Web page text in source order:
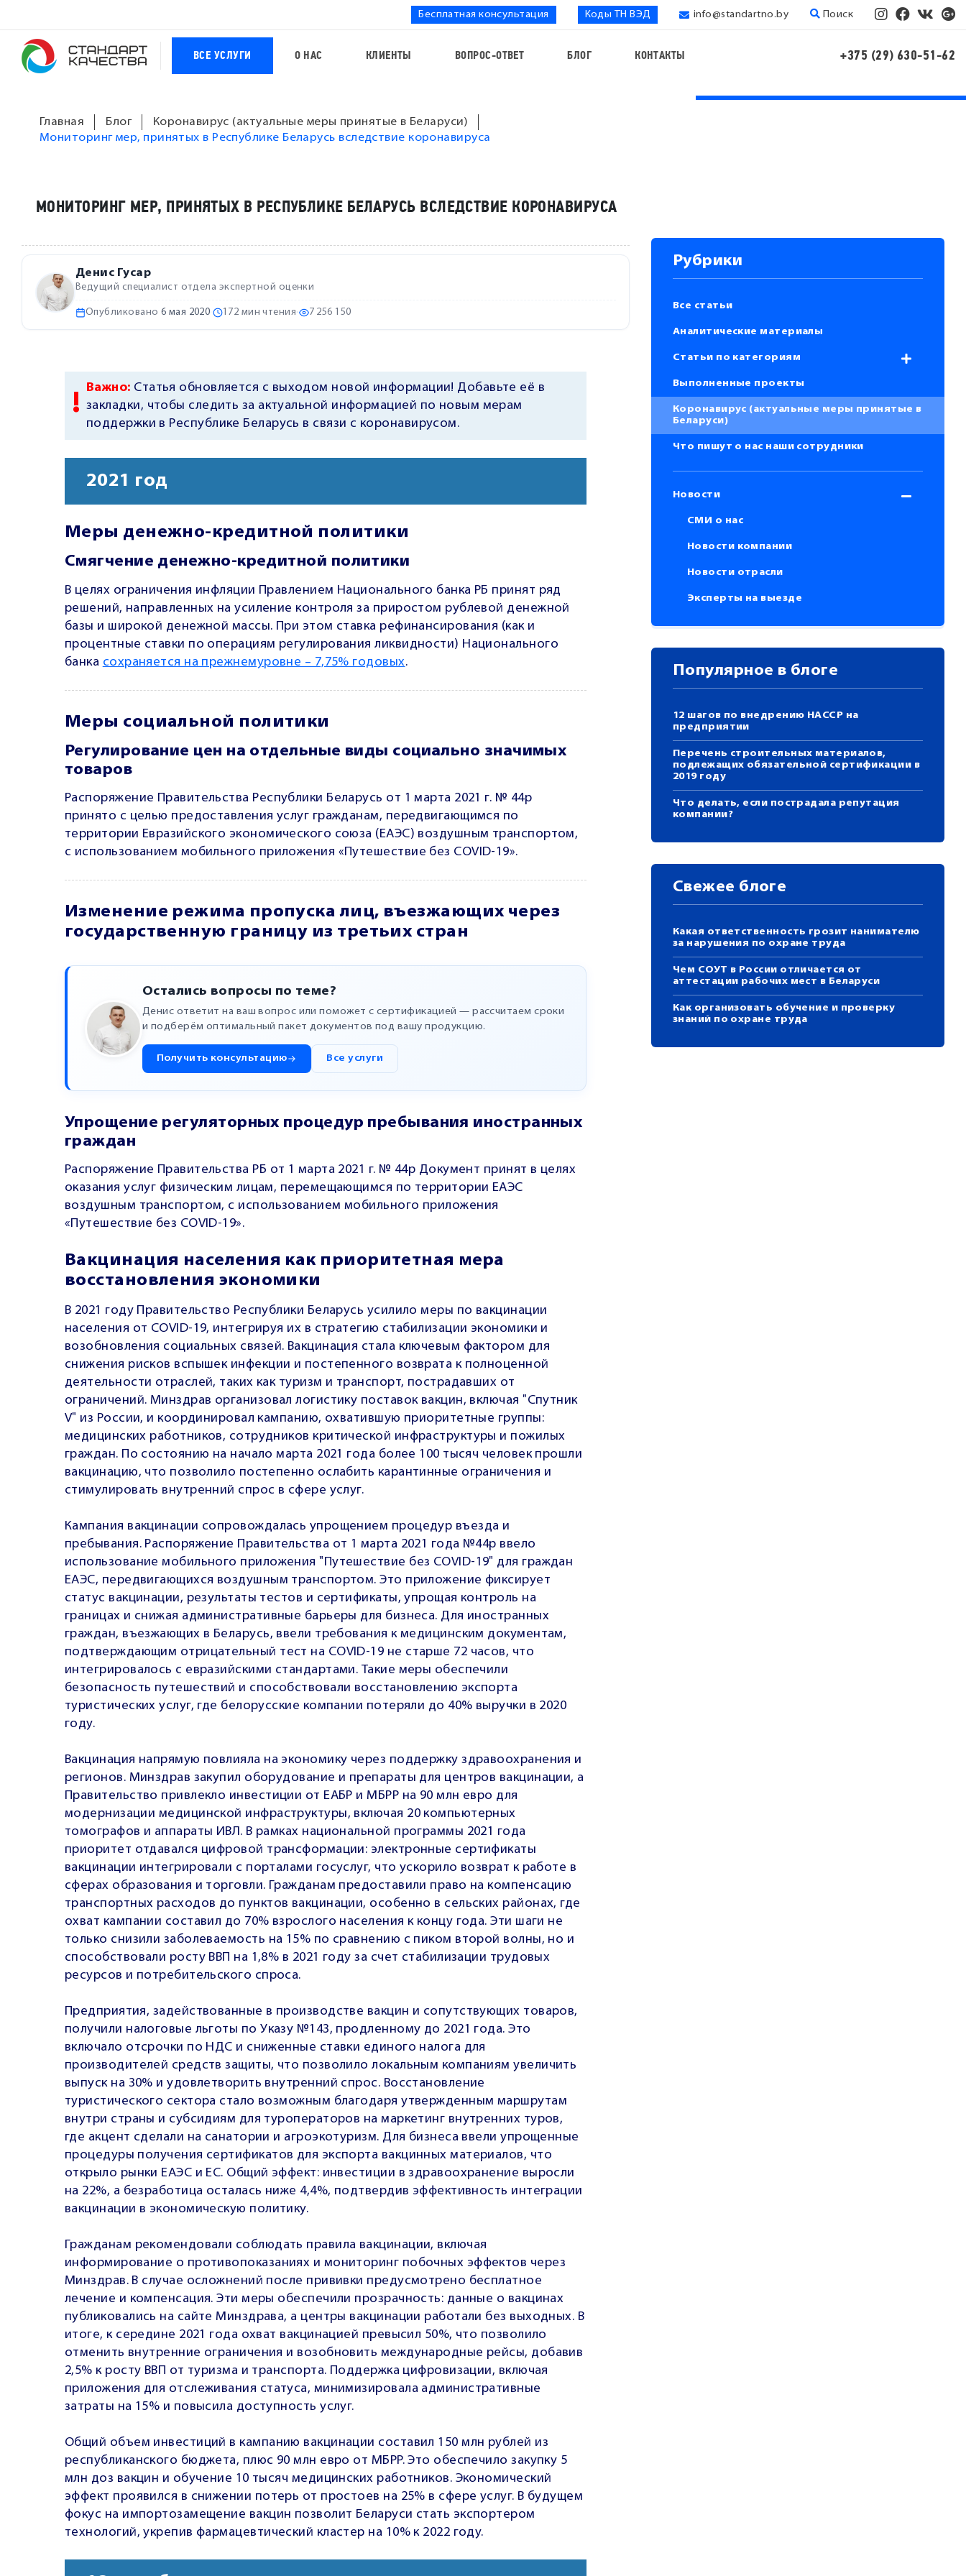
Бесплатная консультация Коды ТН ВЭД info@standartno.by Поиск
ВСЕ УСЛУГИ О НАС КЛИЕНТЫ ВОПРОС-ОТВЕТ БЛОГ КОНТАКТЫ +375 (29) 630-51-62
Главная Блог
Коронавирус (актуальные меры принятые в Беларуси)
Мониторинг мер, принятых в Республике Беларусь вследствие коронавируса
МОНИТОРИНГ МЕР, ПРИНЯТЫХ В РЕСПУБЛИКЕ БЕЛАРУСЬ ВСЛЕДСТВИЕ КОРОНАВИРУСА
Денис Гусар
Ведущий специалист отдела экспертной оценки
Опубликовано 6 мая 2020· 172 мин чтения· 7 256 150
Статья обновляется с выходом новой информации! Добавьте её в
закладки, чтобы следить за актуальной информацией по новым мерам
поддержки в Республике Беларусь в связи с коронавирусом.
2021 год
Меры денежно-кредитной политики
Смягчение денежно-кредитной политики
В целях ограничения инфляции Правлением Национального банка РБ принят ряд
решений, направленных на усиление контроля за приростом рублевой денежной
базы и широкой денежной массы. При этом ставка рефинансирования (как и
процентные ставки по операциям регулирования ликвидности) Национального
банка сохраняется на прежнемуровне – 7,75% годовых.
Меры социальной политики
Регулирование цен на отдельные виды социально значимых
товаров
Распоряжение Правительства Республики Беларусь от 1 марта 2021 г. № 44р
принято с целью предоставления услуг гражданам, передвигающимся по
территории Евразийского экономического союза (ЕАЭС) воздушным транспортом,
с использованием мобильного приложения «Путешествие без COVID-19».
Изменение режима пропуска лиц, въезжающих через
государственную границу из третьих стран
Остались вопросы по теме?
Денис ответит на ваш вопрос или поможет с сертификацией — рассчитаем сроки
и подберём оптимальный пакет документов под вашу продукцию.
Получить консультацию Все услуги
Упрощение регуляторных процедур пребывания иностранных
граждан
Распоряжение Правительства РБ от 1 марта 2021 г. № 44р Документ принят в целях
оказания услуг физическим лицам, перемещающимся по территории ЕАЭС
воздушным транспортом, с использованием мобильного приложения
«Путешествие без COVID-19».
Вакцинация населения как приоритетная мера
восстановления экономики
В 2021 году Правительство Республики Беларусь усилило меры по вакцинации
населения от COVID-19, интегрируя их в стратегию стабилизации экономики и
возобновления социальных связей. Вакцинация стала ключевым фактором для
снижения рисков вспышек инфекции и постепенного возврата к полноценной
деятельности отраслей, таких как туризм и транспорт, пострадавших от
ограничений. Минздрав организовал логистику поставок вакцин, включая "Спутник
V" из России, и координировал кампанию, охватившую приоритетные группы:
медицинских работников, сотрудников критической инфраструктуры и пожилых
граждан. По состоянию на начало марта 2021 года более 100 тысяч человек прошли
вакцинацию, что позволило постепенно ослабить карантинные ограничения и
стимулировать внутренний спрос в сфере услуг.
Кампания вакцинации сопровождалась упрощением процедур въезда и
пребывания. Распоряжение Правительства от 1 марта 2021 года №44р ввело
использование мобильного приложения "Путешествие без COVID-19" для граждан
ЕАЭС, передвигающихся воздушным транспортом. Это приложение фиксирует
статус вакцинации, результаты тестов и сертификаты, упрощая контроль на
границах и снижая административные барьеры для бизнеса. Для иностранных
граждан, въезжающих в Беларусь, ввели требования к медицинским документам,
подтверждающим отрицательный тест на COVID-19 не старше 72 часов, что
интегрировалось с евразийскими стандартами. Такие меры обеспечили
безопасность путешествий и способствовали восстановлению экспорта
туристических услуг, где белорусские компании потеряли до 40% выручки в 2020
году.
Вакцинация напрямую повлияла на экономику через поддержку здравоохранения и
регионов. Минздрав закупил оборудование и препараты для центров вакцинации, а
Правительство привлекло инвестиции от ЕАБР и МБРР на 90 млн евро для
модернизации медицинской инфраструктуры, включая 20 компьютерных
томографов и аппараты ИВЛ. В рамках национальной программы 2021 года
приоритет отдавался цифровой трансформации: электронные сертификаты
вакцинации интегрировали с порталами госуслуг, что ускорило возврат к работе в
сферах образования и торговли. Гражданам предоставили право на компенсацию
транспортных расходов до пунктов вакцинации, особенно в сельских районах, где
охват кампании составил до 70% взрослого населения к концу года. Эти шаги не
только снизили заболеваемость на 15% по сравнению с пиком второй волны, но и
способствовали росту ВВП на 1,8% в 2021 году за счет стабилизации трудовых
ресурсов и потребительского спроса.
Предприятия, задействованные в производстве вакцин и сопутствующих товаров,
получили налоговые льготы по Указу №143, продленному до 2021 года. Это
включало отсрочки по НДС и сниженные ставки единого налога для
производителей средств защиты, что позволило локальным компаниям увеличить
выпуск на 30% и удовлетворить внутренний спрос. Восстановление
туристического сектора стало возможным благодаря утвержденным маршрутам
внутри страны и субсидиям для туроператоров на маркетинг внутренних туров,
где акцент сделали на санатории и агроэкотуризм. Для бизнеса ввели упрощенные
процедуры получения сертификатов для экспорта вакцинных материалов, что
открыло рынки ЕАЭС и ЕС. Общий эффект: инвестиции в здравоохранение выросли
на 22%, а безработица осталась ниже 4,4%, подтвердив эффективность интеграции
вакцинации в экономическую политику.
Гражданам рекомендовали соблюдать правила вакцинации, включая
информирование о противопоказаниях и мониторинг побочных эффектов через
Минздрав. В случае осложнений после прививки предусмотрено бесплатное
лечение и компенсация. Эти меры обеспечили прозрачность: данные о вакцинах
публиковались на сайте Минздрава, а центры вакцинации работали без выходных. В
итоге, к середине 2021 года охват вакцинацией превысил 50%, что позволило
отменить внутренние ограничения и возобновить международные рейсы, добавив
2,5% к росту ВВП от туризма и транспорта. Поддержка цифровизации, включая
приложения для отслеживания статуса, минимизировала административные
затраты на 15% и повысила доступность услуг.
Общий объем инвестиций в кампанию вакцинации составил 150 млн рублей из
республиканского бюджета, плюс 90 млн евро от МБРР. Это обеспечило закупку 5
млн доз вакцин и обучение 10 тысяч медицинских работников. Экономический
эффект проявился в снижении потерь от простоев на 25% в сфере услуг. В будущем
фокус на импортозамещение вакцин позволит Беларуси стать экспортером
технологий, укрепив фармацевтический кластер на 10% к 2022 году.
Рубрики
Все статьи
Аналитические материалы
Статьи по категориям
Выполненные проекты
Коронавирус (актуальные меры принятые в
Беларуси)
Что пишут о нас наши сотрудники
Новости
СМИ о нас
Новости компании
Новости отрасли
Эксперты на выезде
Популярное в блоге
12 шагов по внедрению HACCP на
предприятии
Перечень строительных материалов,
подлежащих обязательной сертификации в
2019 году
Что делать, если пострадала репутация
компании?
Свежее блоге
Какая ответственность грозит нанимателю
за нарушения по охране труда
Чем СОУТ в России отличается от
аттестации рабочих мест в Беларуси
Как организовать обучение и проверку
знаний по охране труда